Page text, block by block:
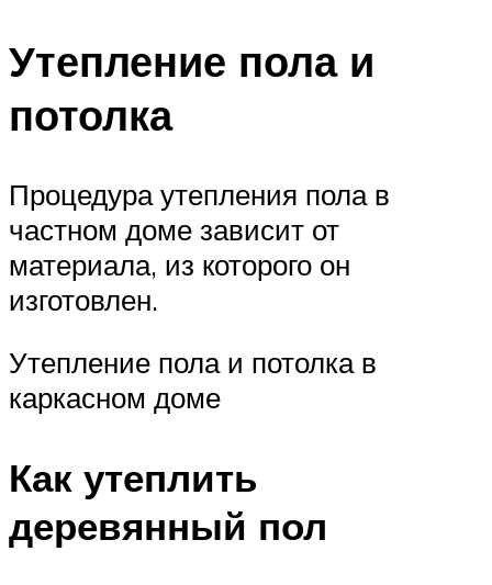
Утепление пола и
потолка
Процедура утепления пола в
частном доме зависит от
материала, из которого он
изготовлен.
Утепление пола и потолка в
каркасном доме
Как утеплить
деревянный пол